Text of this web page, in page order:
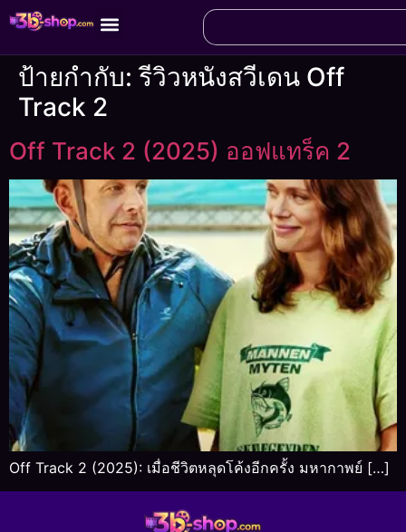
ป้ายกำกับ:รีวิวหนังสวีเดน Off
Track 2
Off Track 2 (2025) ออฟแทร็ค 2
Off Track 2 (2025): เมื่อชีวิตหลุดโค้งอีกครั้ง มหากาพย์ […]